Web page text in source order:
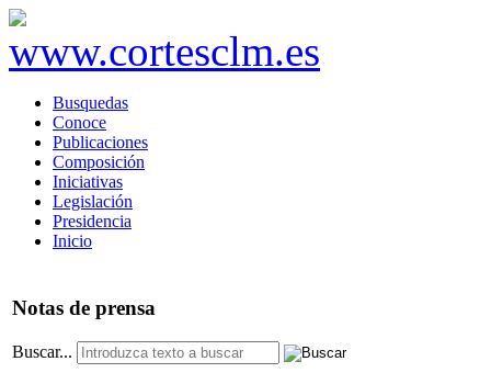
Busquedas
Conoce
Publicaciones
Composición
Iniciativas
Legislación
Presidencia
Inicio
Notas de prensa
Buscar...